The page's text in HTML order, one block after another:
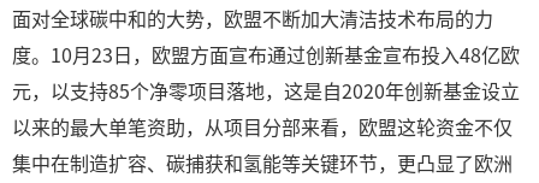
面对全球碳中和的大势，欧盟不断加大清洁技术布局的力
度。10月23日，欧盟方面宣布通过创新基金宣布投入48亿欧
元，以支持85个净零项目落地，这是自2020年创新基金设立
以来的最大单笔资助，从项目分部来看，欧盟这轮资金不仅
集中在制造扩容、碳捕获和氢能等关键环节，更凸显了欧洲